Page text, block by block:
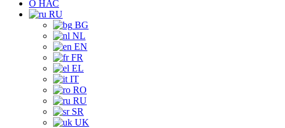
О НАС
RU
BG
NL
EN
FR
EL
IT
RO
RU
SR
UK